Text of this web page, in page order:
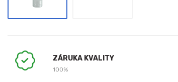
ZÁRUKA KVALITY
100%